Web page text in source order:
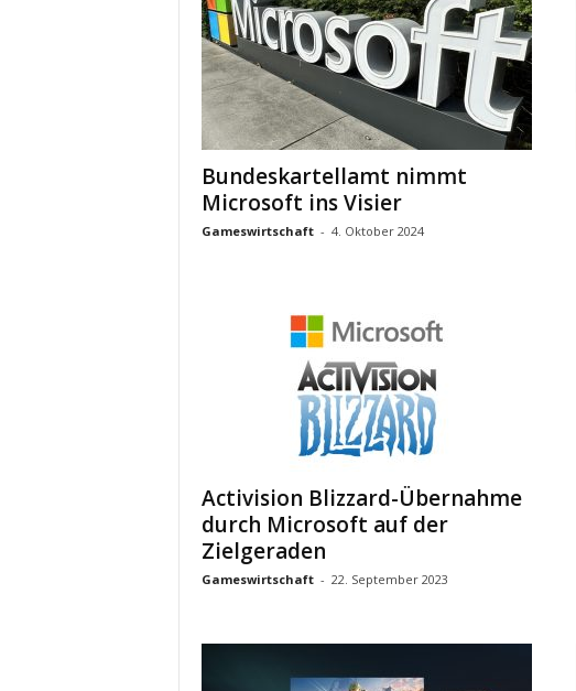
Bundeskartellamt nimmt
Microsoft ins Visier
Gameswirtschaft - 4. Oktober 2024
Activision Blizzard-Übernahme
durch Microsoft auf der
Zielgeraden
Gameswirtschaft - 22. September 2023